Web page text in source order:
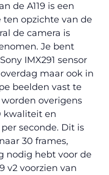
de A119 is een
opzichte van de
de camera is
Je bent
IMX291 sensor
maar ook in
beelden vast te
overigens
kwaliteit en
seconde. Dit is
30 frames,
nodig hebt voor de
v2 voorzien van